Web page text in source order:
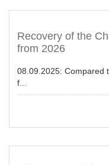
Recovery of the
from 2026
08.09.2025: Compared
f...